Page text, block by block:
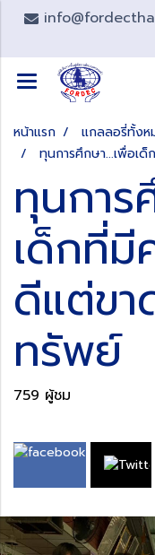
หน้าแรก แกลลอรี่ทั้ง
ทุนการศึกษา...เพื่อเ
ทุนการ
เด็กที่มี
ดีแต่ข
ทรัพย์
759 ผู้ชม